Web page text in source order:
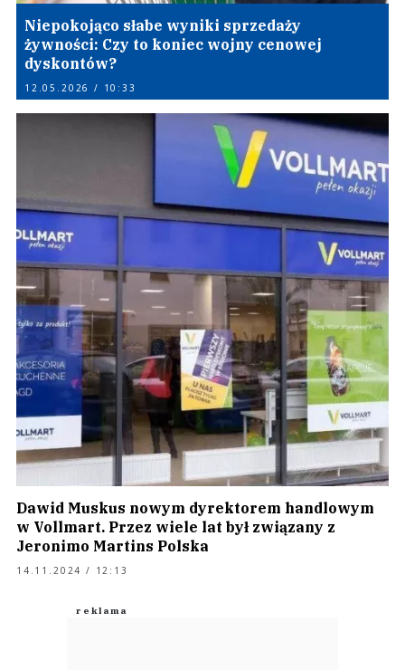
Niepokojąco słabe wyniki sprzedaży
żywności: Czy to koniec wojny cenowej
dyskontów?
12.05.2026 / 10:33
Dawid Muskus nowym dyrektorem handlowym
w Vollmart. Przez wiele lat był związany z
Jeronimo Martins Polska
14.11.2024 / 12:13